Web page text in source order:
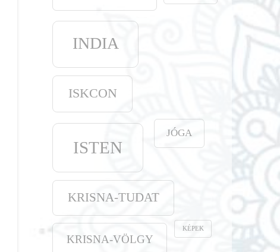
INDIA
ISKCON
ISTEN
JÓGA
KRISNA-TUDAT
KRISNA-VÖLGY
KÉPEK